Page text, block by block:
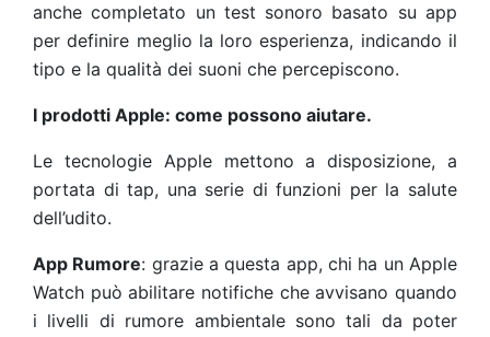
anche completato un test sonoro basato su app
per definire meglio la loro esperienza, indicando il
tipo e la qualità dei suoni che percepiscono.
I prodotti Apple: come possono aiutare.
Le tecnologie Apple mettono a disposizione, a
portata di tap, una serie di funzioni per la salute
dell’udito.
App Rumore: grazie a questa app, chi ha un Apple
Watch può abilitare notifiche che avvisano quando
i livelli di rumore ambientale sono tali da poter